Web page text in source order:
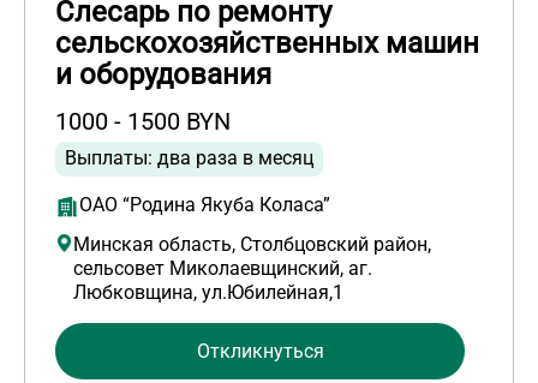
Слесарь по ремонту
сельскохозяйственных машин
и оборудования
1000 - 1500 BYN
Выплаты: два раза в месяц
ОАО “Родина Якуба Коласа”
Минская область, Столбцовский район,
сельсовет Миколаевщинский, аг.
Любковщина, ул.Юбилейная,1
Откликнуться